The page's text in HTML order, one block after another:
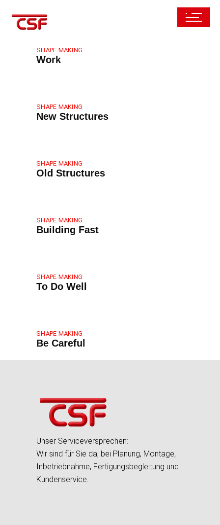
SHAPE MAKING
Work
SHAPE MAKING
New Structures
SHAPE MAKING
Old Structures
SHAPE MAKING
Building Fast
SHAPE MAKING
To Do Well
SHAPE MAKING
Be Careful
Unser Serviceversprechen:
Wir sind für Sie da, bei Planung, Montage,
Inbetriebnahme, Fertigungsbegleitung und
Kundenservice.